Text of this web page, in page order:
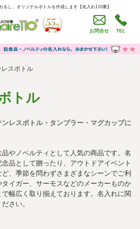
ジナルボトルを作成します【名入れ110番】
をし、オリジナルボトルを作成します【名入れ110番】
お問合せ TEL
労働組合・設立記念・周年記念
セール品グッズ
名入れについて
特定商取引法に基づく表記
て プライバシーポリシー
採用情報
レスボトル
トル
レスボトル・タンブラー・マグカップに
やノベルティとして人気の商品です。名
品として贈ったり、アウトドアイベント
、季節を問わずさまざまなシーンでご利
イガー、サーモスなどのメーカーものか
幅広く取り揃えております。名入れに関
さい。